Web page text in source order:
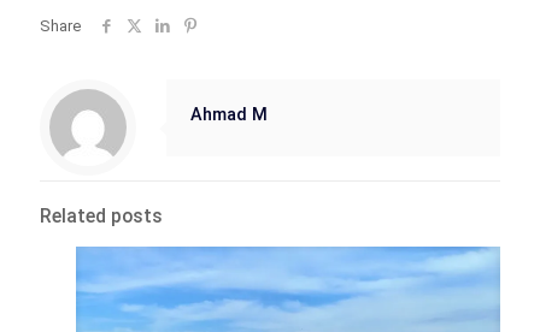
Share
Ahmad M
Related posts